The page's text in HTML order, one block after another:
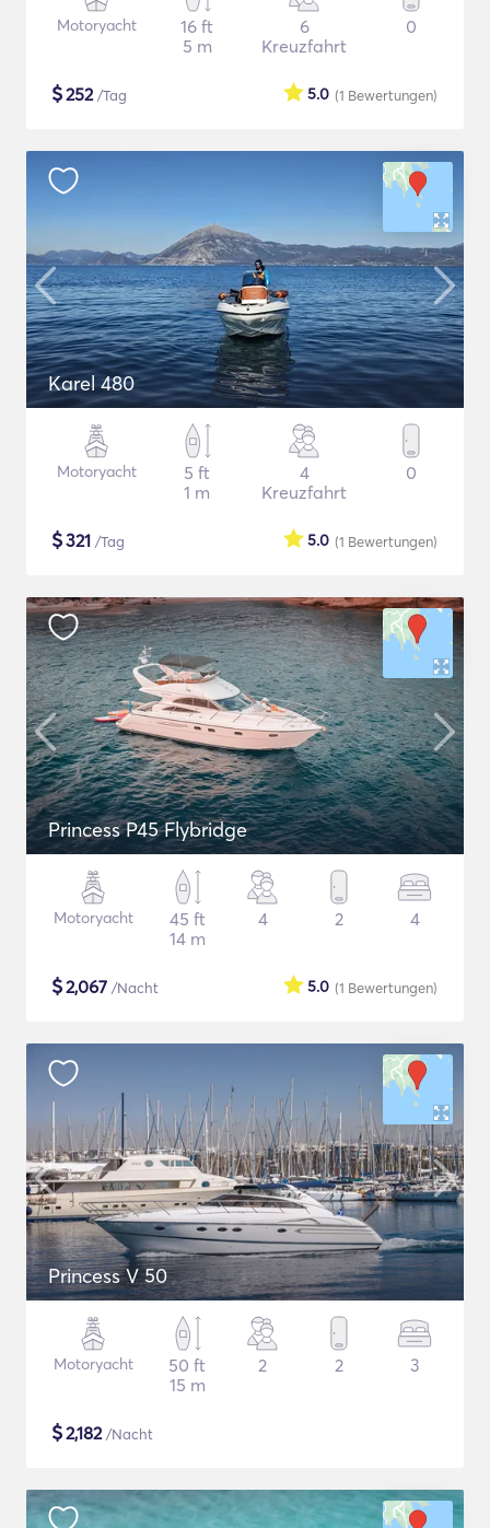
Motoryacht
16 ft
5 m
6
Kreuzfahrt
0
$252/Tag (1 Bewertungen)
5.0
Karel 480
Motoryacht
5 ft
1 m
4
Kreuzfahrt
0
$321 /Tag (1 Bewertungen)
5.0
Princess P45 Flybridge
Motoryacht
45 ft
14 m
4 2 4
$2,067 /Nacht (1 Bewertungen)
5.0
Princess V 50
Motoryacht
50 ft
15 m
2 2 3
$2,182/Nacht